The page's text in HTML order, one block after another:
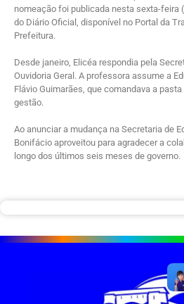
nomeação foi publicada nesta sexta-feira
do Diário Oficial, disponível no Portal da
Prefeitura.
Desde janeiro, Elicéa respondia pela
Ouvidoria Geral. A professora assume a
Flávio Guimarães, que comandava a
gestão.
Ao anunciar a mudança na Secretaria de
Bonifácio aproveitou para agradecer a
longo dos últimos seis meses de governo.